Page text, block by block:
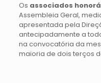
Os associados
Assembleia Geral,
apresentada pela
antecipadamente a
na convocatória da
maioria de dois terços